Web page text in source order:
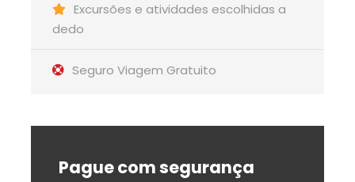
Excursões e atividades escolhidas a
dedo
Seguro Viagem Gratuito
Pague com segurança